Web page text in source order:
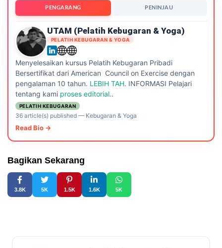
PENGARANG PENINJAU
UTAM (pelatih Kebugaran & Yoga)
PELATIH KEBUGARAN & YOGA
Menyelesaikan kursus Pelatih Kebugaran Pribadi
Bersertifikat dari American Council on Exercise dengan
pengalaman 10 tahun. LEBIH TAH. INFORMASI Pelajari
tentang kami proses editorial..
PELATIH KEBUGARAN
36 article(s) published— Kebugaran & Yoga
Read Bio →
Bagikan Sekarang
3.8K 5K 1.5K 1.6K 5K